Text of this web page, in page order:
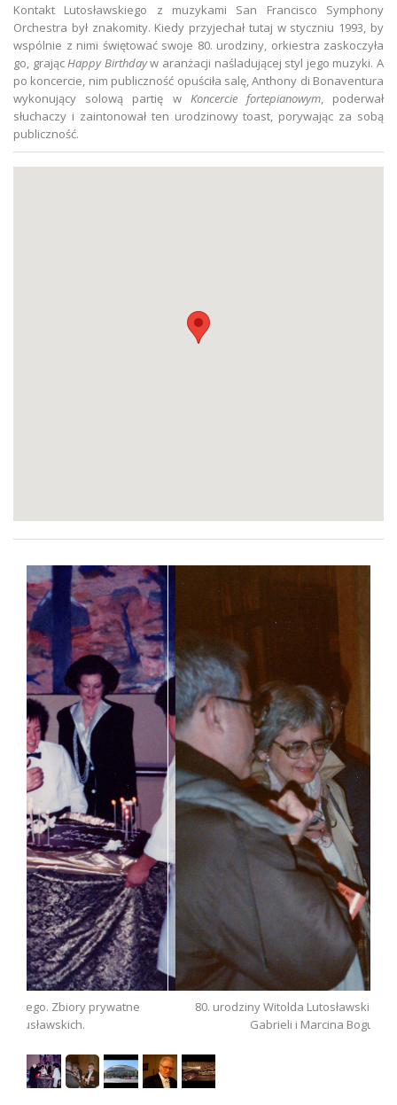
Kontakt Lutosławskiego z muzykami San Francisco Symphony
Orchestra był znakomity. Kiedy przyjechał tutaj w styczniu 1993, by
wspólnie z nimi świętować swoje 80. urodziny, orkiestra zaskoczyła
go, grającHappy Birthdayw aranżacji naśladującej styl jego muzyki. A
po koncercie, nim publiczność opuściła salę, Anthony di Bonaventura
wykonujący solową partię w Koncercie fortepianowym, poderwał
słuchaczy i zaintonował ten urodzinowy toast, porywając za sobą
publiczność.
80. urodziny Witolda Lutosławskiego. Zbiory prywatne
Gabrieli i Marcina Bogusławskich.